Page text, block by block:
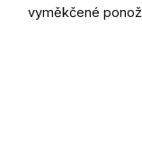
vyměkčené